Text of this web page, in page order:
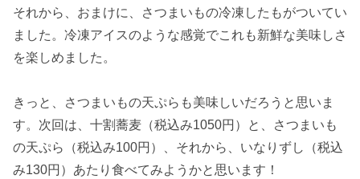
それから、おまけに、さつまいもの冷凍したもがついてい
ました。冷凍アイスのような感覚でこれも新鮮な美味しさ
を楽しめました。
きっと、さつまいもの天ぷらも美味しいだろうと思いま
す。次回は、十割蕎麦（税込み1050円）と、さつまいも
の天ぷら（税込み100円）、それから、いなりずし（税込
み130円）あたり食べてみようかと思います！